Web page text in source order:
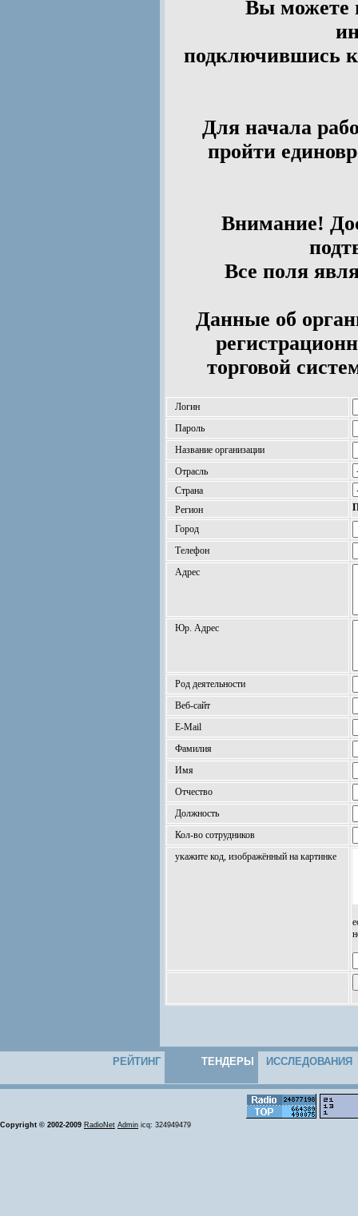
Вы можете
подключившись к
Для начала
пройти
Внимание!
Все поля
Данные об
торговой
Логин
Пароль
Название организации
Отрасль
Страна
Регион
Город
Телефон
Адрес
Юр. Адрес
Род деятельности
Веб-сайт
E-Mail
Фамилия
Имя
Отчество
Должность
Кол-во сотрудников
укажите код, изображённый на картинке
РЕЙТИНГ ТЕНДЕРЫ ИССЛЕДОВАНИЯ
Copyright © 2002-2009 RadioNet Admin icq: 324949479